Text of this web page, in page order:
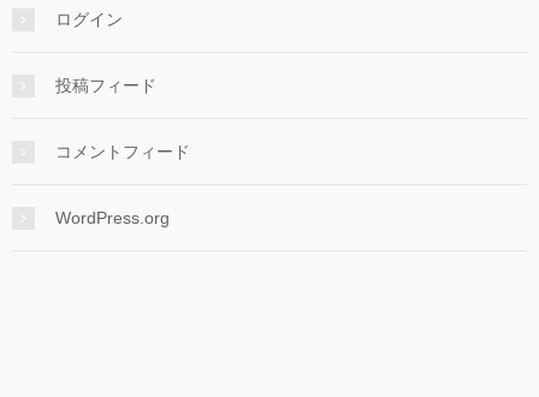
ログイン
投稿フィード
コメントフィード
WordPress.org